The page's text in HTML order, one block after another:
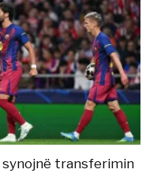
transferimin